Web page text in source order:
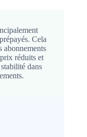
Cela
abonnements
réduits et
dans